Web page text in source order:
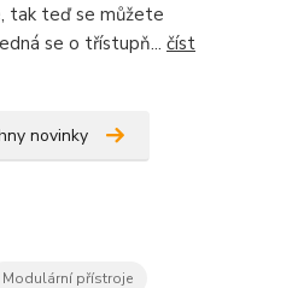
tak teď se můžete
se o třístupň... číst
novinky
Modulární přístroje